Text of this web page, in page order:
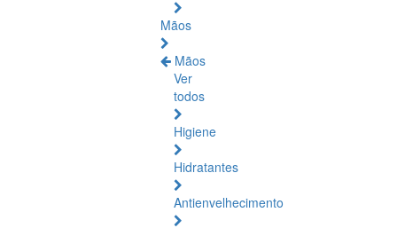
Mãos
Mãos
Ver
todos
Higiene
Hidratantes
Antienvelhecimento